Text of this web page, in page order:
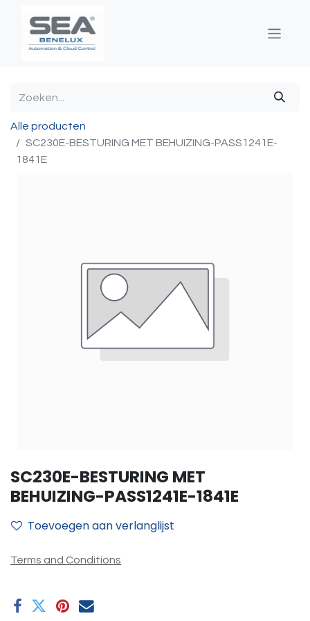
Alle producten
SC230E-BESTURING MET BEHUIZING-PASS1241E-
1841E
SC230E-BESTURING MET
BEHUIZING-PASS1241E-1841E
Toevoegen aan verlanglijst
Terms and Conditions